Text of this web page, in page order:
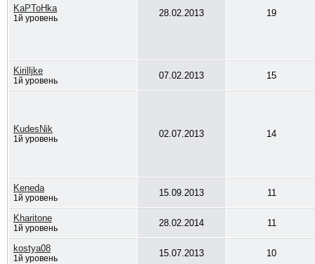
KaPToHka
1й уровень 28.02.2013 19
Kirilljke
1й уровень 07.02.2013 15
KudesNik
1й уровень 02.07.2013 14
Keneda
1й уровень 15.09.2013 11
Kharitone
1й уровень 28.02.2014 11
kostya08
1й уровень 15.07.2013 10